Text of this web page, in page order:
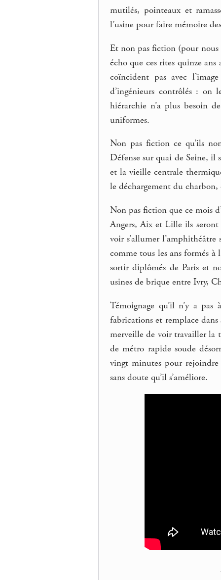
mutilés, pointeaux et
l’usine pour faire mémoire
Et non pas fiction (pour
écho que ces rites quinze
coïncident pas avec
d’ingénieurs contrôlés : on
hiérarchie n’a plus besoin
uniformes.
Non pas fiction ce qu’ils
Défense sur quai de Seine, il
et la vieille centrale
le déchargement du
Non pas fiction que ce mois
Angers, Aix et Lille ils
voir s’allumer
comme tous les ans formés à
sortir diplômés de Paris et
usines de brique entre Ivry,
Témoignage qu’il n’y a
fabrications et remplace dans
merveille de voir travailler la
de métro rapide soude
vingt minutes pour
sans doute qu’il s’améliore.